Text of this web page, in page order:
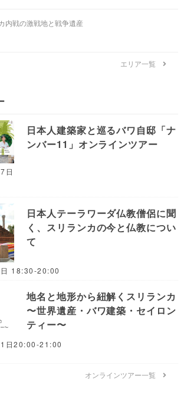
内戦の激戦地と戦争遺産
エリア一覧
日本人建築家と巡るバワ自邸「ナ
ンバー11」オンラインツアー
日
日本人テーラワーダ仏教僧侶に聞
く、スリランカの今と仏教につい
て
18:30-20:00
地名と地形から紐解くスリランカ
〜世界遺産・バワ建築・セイロン
ティー〜
日20:00-21:00
オンラインツアー一覧